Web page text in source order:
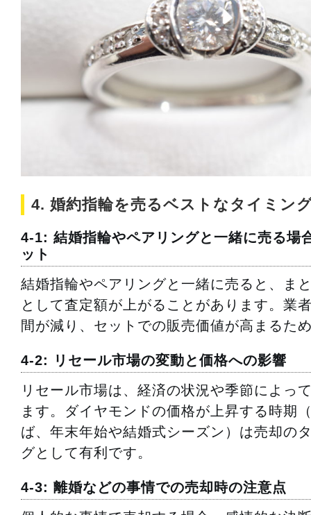
4. 婚約指輪を売るベストなタイミン
4-1: 結婚指輪やペアリングと一緒に売る場
ット
結婚指輪やペアリングと一緒に売ると、ま
として査定額が上がることがあります。業
間が減り、セットでの販売価値が高まるた
4-2: リセール市場の変動と価格への影響
リセール市場は、経済の状況や季節によっ
ます。ダイヤモンドの価格が上昇する時期
ば、年末年始や結婚式シーズン）は売却の
グとして有利です。
4-3: 離婚などの事情での売却時の注意点